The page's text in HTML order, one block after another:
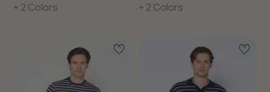
+ 2 Colors
+ 2 Colors